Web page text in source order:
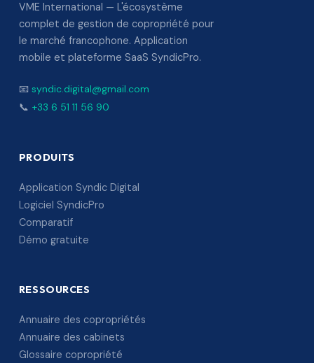
VME International — L'écosystème
complet de gestion de copropriété pour
le marché francophone. Application
mobile et plateforme SaaS SyndicPro.
📧 syndic.digital@gmail.com
📞 +33 6 51 11 56 90
PRODUITS
Application Syndic Digital
Logiciel SyndicPro
Comparatif
Démo gratuite
RESSOURCES
Annuaire des copropriétés
Annuaire des cabinets
Glossaire copropriété